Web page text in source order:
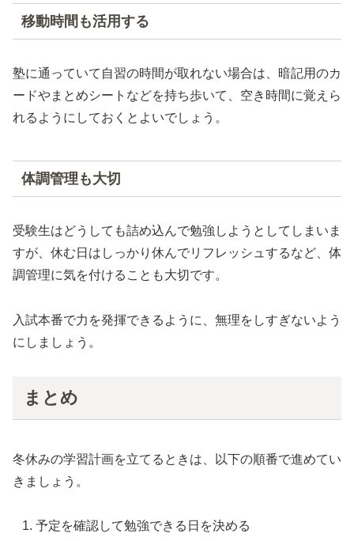
移動時間も活用する
塾に通っていて自習の時間が取れない場合は、暗記用のカ
ードやまとめシートなどを持ち歩いて、空き時間に覚えら
れるようにしておくとよいでしょう。
体調管理も大切
受験生はどうしても詰め込んで勉強しようとしてしまいま
すが、休む日はしっかり休んでリフレッシュするなど、体
調管理に気を付けることも大切です。
入試本番で力を発揮できるように、無理をしすぎないよう
にしましょう。
まとめ
冬休みの学習計画を立てるときは、以下の順番で進めてい
きましょう。
予定を確認して勉強できる日を決める